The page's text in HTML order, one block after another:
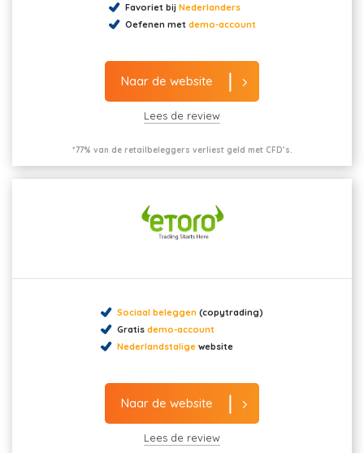
Favoriet bij Nederlanders
Oefenen met demo-account
Naar de website
Lees de review
*77% van de retailbeleggers verliest geld met CFD’s.
Sociaal beleggen (copytrading)
Gratis demo-account
Nederlandstalige website
Naar de website
Lees de review